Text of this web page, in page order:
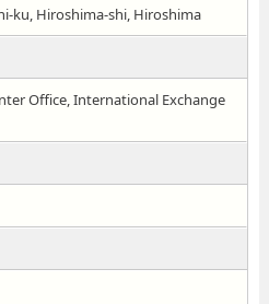
ku, Hiroshima-shi, Hiroshima
Office, International Exchange